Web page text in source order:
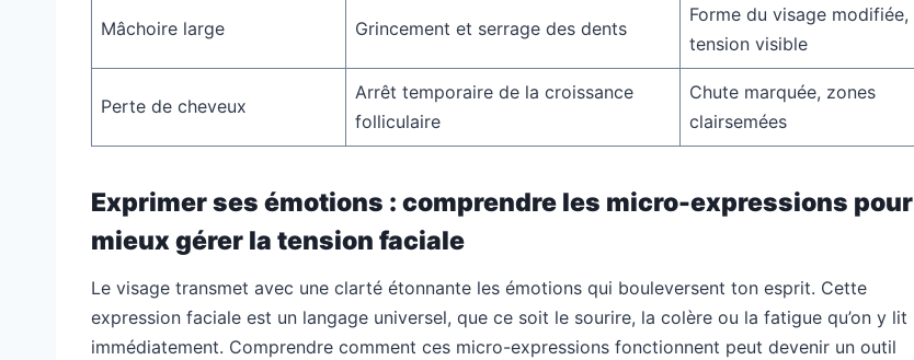
Mâchoire large Grincement et serrage des dents
Forme du visage modifiée,
tension visible
Perte de cheveux
Arrêt temporaire de la croissance
folliculaire
Chute marquée, zones
clairsemées
Exprimer ses émotions : comprendre les micro-expressions pour
mieux gérer la tension faciale
Le visage transmet avec une clarté étonnante les émotions qui bouleversent ton esprit. Cette
expression faciale est un langage universel, que ce soit le sourire, la colère ou la fatigue qu’on y lit
immédiatement. Comprendre comment ces micro-expressions fonctionnent peut devenir un outil